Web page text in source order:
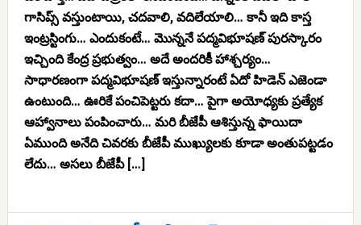
గాసిప్స్ వస్తుంటాయి, చదవాలి, వదిలేయాలి… కానీ ఇది కాస్త
ఇంట్రస్టింగు… ఎందుకంటే… మొన్ననే పద్మవిభూషణ్ పురస్కారం
ఇచ్చింది కేంద్ర ప్రభుత్వం… అదే అందరికీ హాశ్చర్యం…
సాధారణంగా పద్మవిభూషణ్ ఇస్తున్నారంటే ఏదో హిడెన్ ఎజెండా
ఉంటుంది… ఊరికే పంచిపెట్టరు కదా… పైగా అయోధ్యకు ప్రత్యేక
ఆహ్వానాలు పంపించారు… మరి బీజేపీ ఆశిస్తున్న ఫాయిదా
ఏముంది అనేది చివరకు బీజేపీ ముఖ్యులకు కూడా అంతుపట్టడం
లేదు… అసలు బీజేపీ […]